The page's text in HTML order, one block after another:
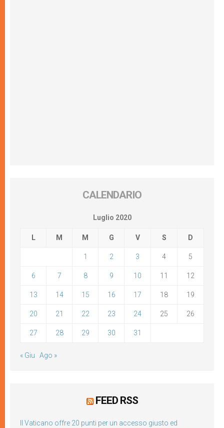
CALENDARIO
Luglio 2020
L M M G V S D
1 2 3 4 5
6 7 8 9 10 11 12
13 14 15 16 17 18 19
20 21 22 23 24 25 26
27 28 29 30 31
« Giu Ago »
FEED RSS
Il Vaticano offre 20 punti per un accesso giusto ed